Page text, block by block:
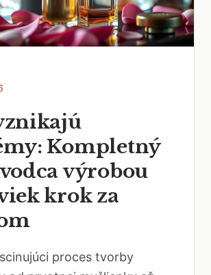
Kompletný
výrobou
krok za
proces tvorby